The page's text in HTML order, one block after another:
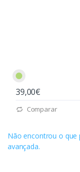
39,00€
Comparar
Não encontrou o que
avançada.